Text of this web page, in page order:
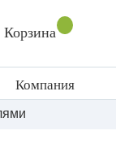
Корзина
Компания